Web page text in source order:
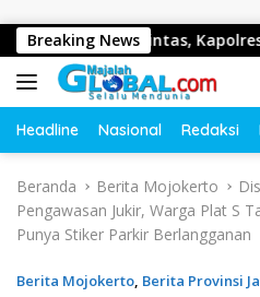
Breaking News
Lalu Lintas, Kapolres Ajak
Headline Nasional Redaksi
Beranda Berita Mojokerto
Pengawasan Jukir, Warga Plat S
Punya Stiker Parkir Berlangganan
Berita Mojokerto, Berita Provinsi